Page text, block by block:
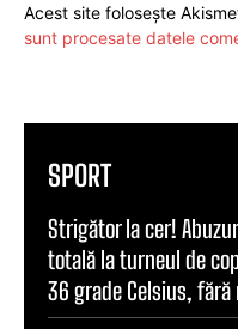
Acest site folosește
sunt procesate datele
SPORT
Strigător la cer!
totală la turneul de
36 grade Celsius,